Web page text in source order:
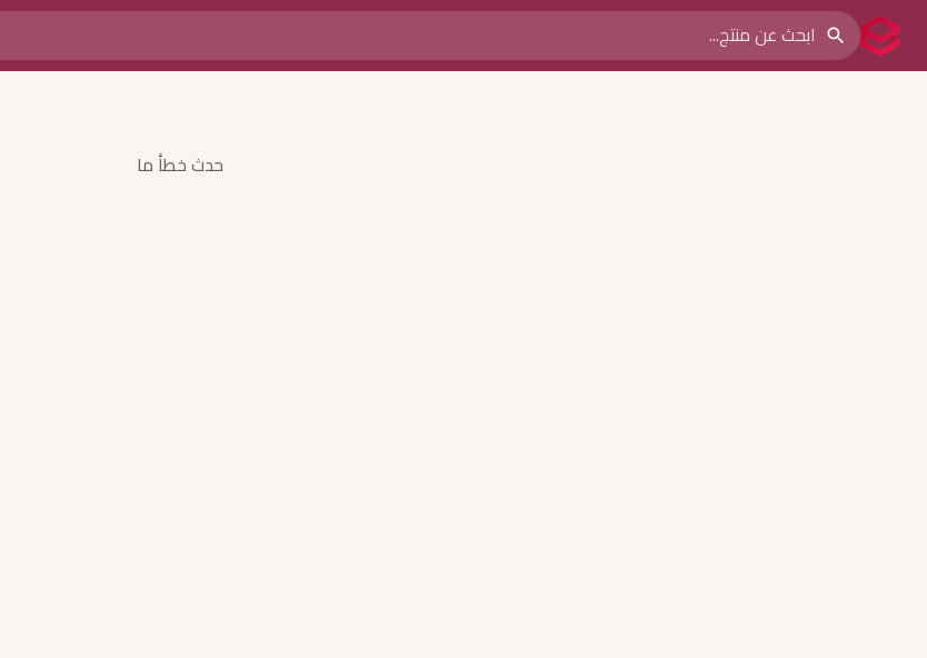
حدث خطأ ما